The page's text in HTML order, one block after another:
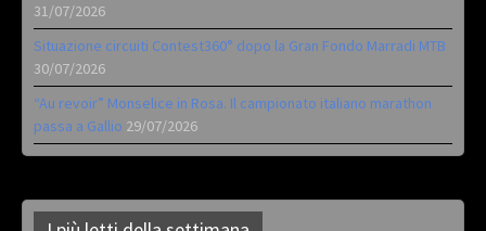
31/07/2026
Situazione circuiti Contest360° dopo la Gran Fondo Marradi MTB
30/07/2026
“Au revoir” Monselice in Rosa. Il campionato italiano marathon
passa a Gallio 29/07/2026